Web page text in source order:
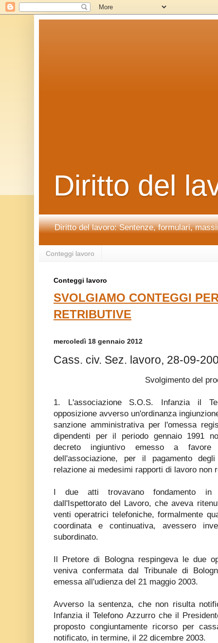
Diritto del
Diritto del lavoro: Sentenze, formulari,
Conteggi lavoro
Conteggi lavoro
SVOLGIAMO CONTEGGI
RETRIBUTIVE
mercoledì 18 gennaio 2012
Cass. civ. Sez. lavoro, 28-09-
Svolgimento del
1. L'associazione S.O.S. Infanzia il
opposizione avverso un'ordinanza
sanzione amministrativa per l'omessa
dipendenti per il periodo gennaio 1991
decreto ingiuntivo emesso a
dell'associazione, per il pagamento
relazione ai medesimi rapporti di lavoro non
I due atti trovavano fondamento in
dall'Ispettorato del Lavoro, che aveva
venti operatrici telefoniche, formalmente
coordinata e continuativa, avessero
subordinato.
Il Pretore di Bologna respingeva le due
veniva confermata dal Tribunale di
emessa all'udienza del 21 maggio 2003.
Avverso la sentenza, che non risulta
Infanzia il Telefono Azzurro che il
proposto congiuntamente ricorso per
notificato, in termine, il 22 dicembre 2003.